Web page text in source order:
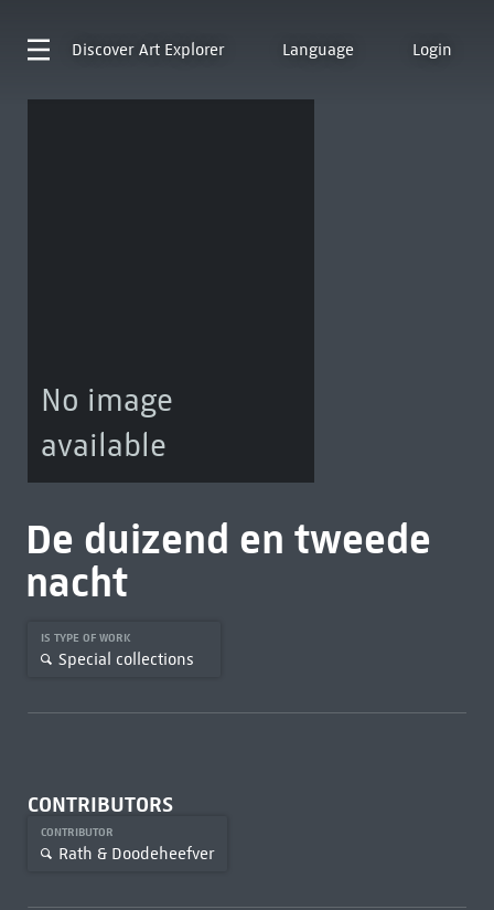
Discover Art Explorer Language Login
No image
available
De duizend en tweede
nacht
IS TYPE OF WORK
Special collections
CONTRIBUTORS
CONTRIBUTOR
Rath & Doodeheefver